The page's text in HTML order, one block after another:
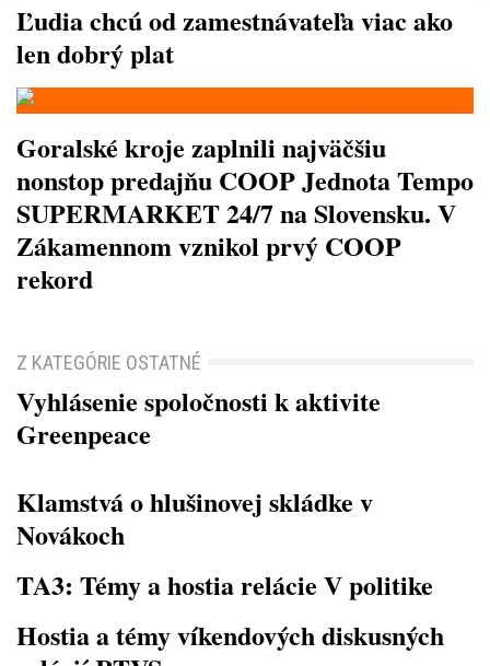
Ľudia chcú od zamestnávateľa viac ako
len dobrý plat
Goralské kroje zaplnili najväčšiu
nonstop predajňu COOP Jednota Tempo
SUPERMARKET 24/7 na Slovensku. V
Zákamennom vznikol prvý COOP
rekord
Z KATEGÓRIE OSTATNÉ
Vyhlásenie spoločnosti k aktivite
Greenpeace
Klamstvá o hlušinovej skládke v
Novákoch
TA3: Témy a hostia relácie V politike
Hostia a témy víkendových diskusných